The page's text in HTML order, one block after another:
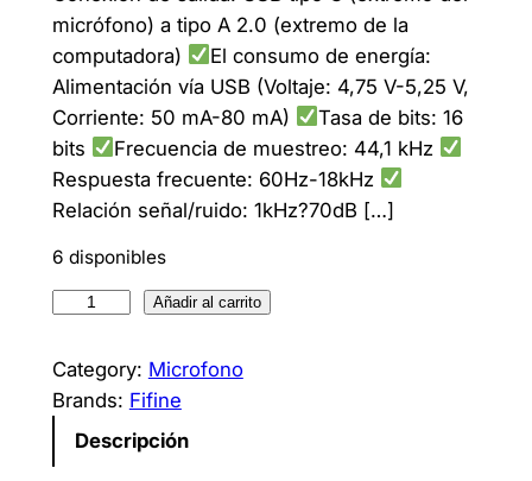
micrófono) a tipo A 2.0 (extremo de la
computadora)
El consumo de energía:
Alimentación vía USB (Voltaje: 4,75 V-5,25 V,
Corriente: 50 mA-80 mA)
Tasa de bits: 16
bits
Frecuencia de muestreo: 44,1 kHz
Respuesta frecuente: 60Hz-18kHz
Relación señal/ruido: 1kHz?70dB […]
6 disponibles
c
r
Añadir al carrito
Category: Microfono
Brands: Fifine
Descripción